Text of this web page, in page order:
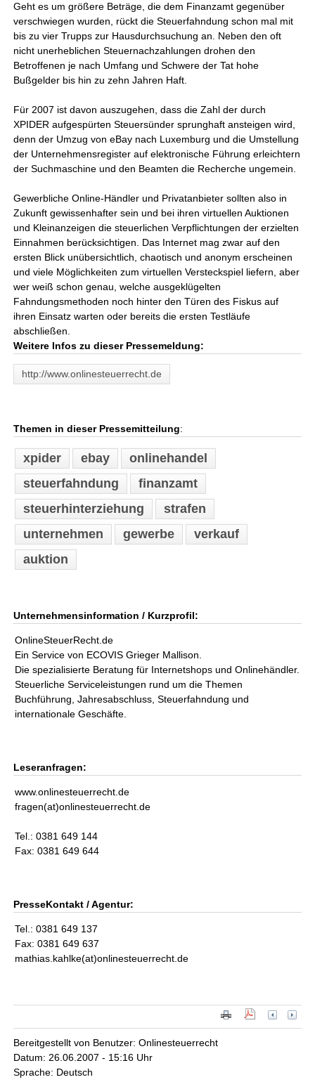
Geht es um größere Beträge, die dem Finanzamt gegenüber
verschwiegen wurden, rückt die Steuerfahndung schon mal mit
bis zu vier Trupps zur Hausdurchsuchung an. Neben den oft
nicht unerheblichen Steuernachzahlungen drohen den
Betroffenen je nach Umfang und Schwere der Tat hohe
Bußgelder bis hin zu zehn Jahren Haft.
Für 2007 ist davon auszugehen, dass die Zahl der durch
XPIDER aufgespürten Steuersünder sprunghaft ansteigen wird,
denn der Umzug von eBay nach Luxemburg und die Umstellung
der Unternehmensregister auf elektronische Führung erleichtern
der Suchmaschine und den Beamten die Recherche ungemein.
Gewerbliche Online-Händler und Privatanbieter sollten also in
Zukunft gewissenhafter sein und bei ihren virtuellen Auktionen
und Kleinanzeigen die steuerlichen Verpflichtungen der erzielten
Einnahmen berücksichtigen. Das Internet mag zwar auf den
ersten Blick unübersichtlich, chaotisch und anonym erscheinen
und viele Möglichkeiten zum virtuellen Versteckspiel liefern, aber
wer weiß schon genau, welche ausgeklügelten
Fahndungsmethoden noch hinter den Türen des Fiskus auf
ihren Einsatz warten oder bereits die ersten Testläufe
abschließen.
Weitere Infos zu dieser Pressemeldung:
http://www.onlinesteuerrecht.de
Themen in dieser Pressemitteilung:
xpider ebay
onlinehandel
steuerfahndung
finanzamt
steuerhinterziehung
strafen
unternehmen
gewerbe
verkauf
auktion
Unternehmensinformation / Kurzprofil:
OnlineSteuerRecht.de
Ein Service von ECOVIS Grieger Mallison.
Die spezialisierte Beratung für Internetshops und Onlinehändler.
Steuerliche Serviceleistungen rund um die Themen
Buchführung, Jahresabschluss, Steuerfahndung und
internationale Geschäfte.
Leseranfragen:
www.onlinesteuerrecht.de
fragen(at)onlinesteuerrecht.de
Tel.: 0381 649 144
Fax: 0381 649 644
PresseKontakt / Agentur:
Tel.: 0381 649 137
Fax: 0381 649 637
mathias.kahlke(at)onlinesteuerrecht.de
Bereitgestellt von Benutzer: Onlinesteuerrecht
Datum: 26.06.2007 - 15:16 Uhr
Sprache: Deutsch